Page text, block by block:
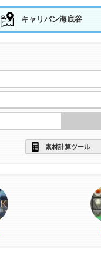
キャリバン海底谷
素材計算ツール